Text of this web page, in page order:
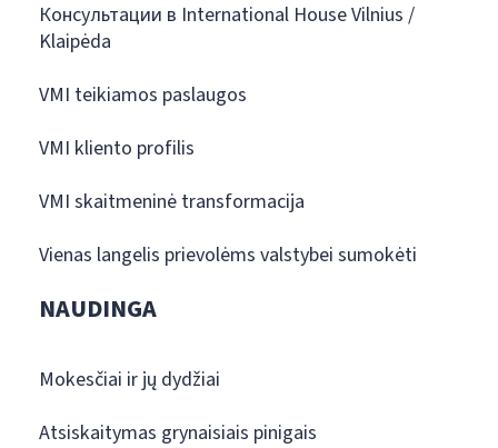
Консультации в International House Vilnius /
Klaipėda
VMI teikiamos paslaugos
VMI kliento profilis
VMI skaitmeninė transformacija
Vienas langelis prievolėms valstybei sumokėti
NAUDINGA
Mokesčiai ir jų dydžiai
Atsiskaitymas grynaisiais pinigais